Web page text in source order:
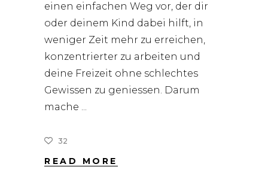
einen einfachen Weg vor, der dir
oder deinem Kind dabei hilft, in
weniger Zeit mehr zu erreichen,
konzentrierter zu arbeiten und
deine Freizeit ohne schlechtes
Gewissen zu geniessen. Darum
mache
32
READ MORE